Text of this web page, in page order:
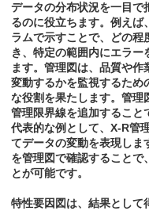
データの分布状況を一目で
るのに役立ちます。例えば
ラムで示すことで、どの程
き、特定の範囲内にエラー
ます。管理図は、品質や
変動するかを監視するため
な役割を果たします。管理
管理限界線を追加すること
代表的な例として、X-R管
てデータの変動を表現しま
を管理図で確認することで
とが可能です。
特性要因図は、結果として